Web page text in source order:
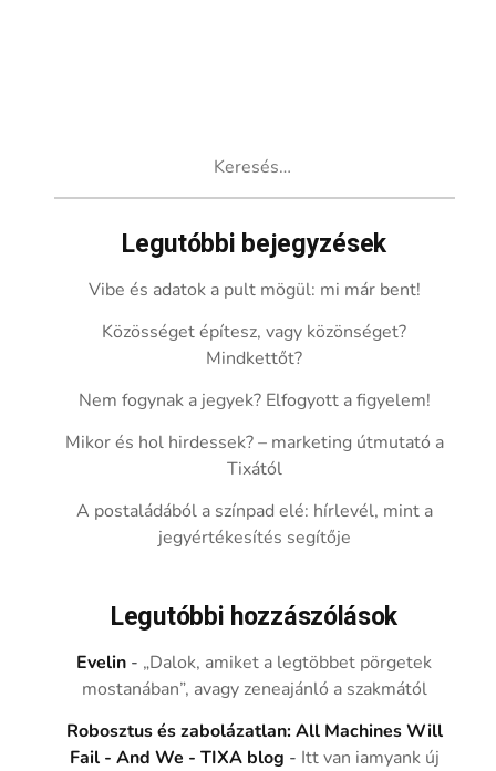
Legutóbbi bejegyzések
Vibe és adatok a pult mögül: mi már bent!
Közösséget építesz, vagy közönséget?
Mindkettőt?
Nem fogynak a jegyek? Elfogyott a figyelem!
Mikor és hol hirdessek? – marketing útmutató a
Tixától
A postaládából a színpad elé: hírlevél, mint a
jegyértékesítés segítője
Legutóbbi hozzászólások
Evelin - „Dalok, amiket a legtöbbet pörgetek
mostanában”, avagy zeneajánló a szakmától
Robosztus és zabolázatlan: All Machines Will
Fail - And We - TIXA blog - Itt van iamyank új